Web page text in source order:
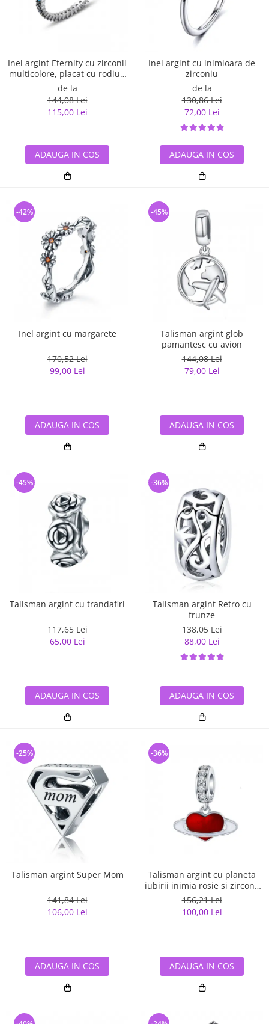
Inel argint Eternity cu zirconii
multicolore, placat cu rodiu -
ITU0229
de la
144,08 Lei
115,00 Lei
ADAUGA IN COS
Inel argint cu inimioara de
zirconiu
de la
130,86 Lei
72,00 Lei
ADAUGA IN COS
Inel argint cu margarete
170,52 Lei
99,00 Lei
-42%
ADAUGA IN COS
Talisman argint glob
pamantesc cu avion
144,08 Lei
79,00 Lei
-45%
ADAUGA IN COS
Talisman argint cu trandafiri
117,65 Lei
65,00 Lei
-45%
ADAUGA IN COS
Talisman argint Retro cu
frunze
138,05 Lei
88,00 Lei
-36%
ADAUGA IN COS
Talisman argint Super Mom
141,84 Lei
106,00 Lei
-25%
ADAUGA IN COS
Talisman argint cu planeta
iubirii inimia rosie si zirconii
albe
156,21 Lei
100,00 Lei
-36%
ADAUGA IN COS